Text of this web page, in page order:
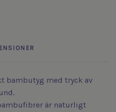
bambutyg med tryck av
är naturligt